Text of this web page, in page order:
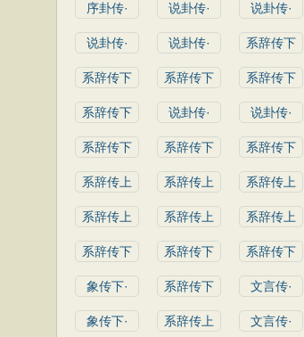
序卦传· 说卦传· 说卦传·
说卦传· 说卦传· 系辞传下
系辞传下 系辞传下 系辞传下
系辞传下 说卦传· 说卦传·
系辞传下 系辞传下 系辞传下
系辞传上 系辞传上 系辞传上
系辞传上 系辞传上 系辞传上
系辞传下 系辞传下 系辞传下
象传下· 系辞传下 文言传·
象传下· 系辞传上 文言传·